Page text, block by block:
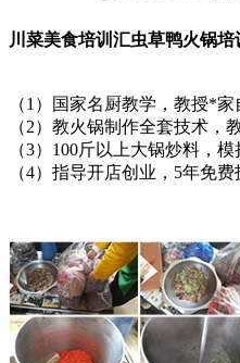
川菜美食培训汇虫草鸭火锅培
（1）国家名厨教学，教授*家
（2）教火锅制作全套技术，
（3）100斤以上大锅炒料，
（4）指导开店创业，5年免费